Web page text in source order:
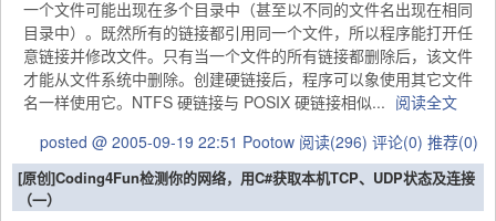
一个文件可能出现在多个目录中（甚至以不同的文件名出现在相同
目录中）。既然所有的链接都引用同一个文件，所以程序能打开任
意链接并修改文件。只有当一个文件的所有链接都删除后，该文件
才能从文件系统中删除。创建硬链接后，程序可以象使用其它文件
名一样使用它。NTFS 硬链接与 POSIX 硬链接相似... 阅读全文
posted @ 2005-09-19 22:51 Pootow 阅读(296) 评论(0) 推荐(0)
[原创]Coding4Fun检测你的网络，用C#获取本机TCP、UDP状态及连接
（一）